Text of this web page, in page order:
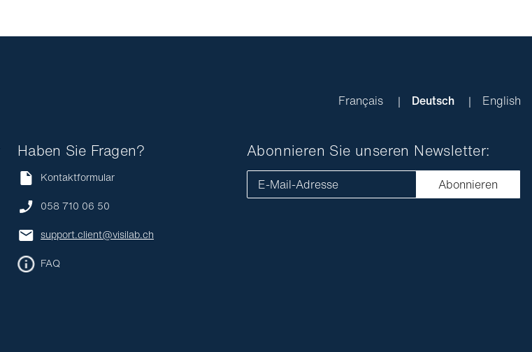
Français Deutsch English
Haben Sie Fragen?
Kontaktformular
058 710 06 50
support.client@visilab.ch
FAQ
Abonnieren Sie unseren Newsletter:
E-Mail-Adresse Abonnieren